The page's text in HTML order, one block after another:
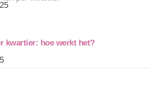
kwartier: hoe werkt het?